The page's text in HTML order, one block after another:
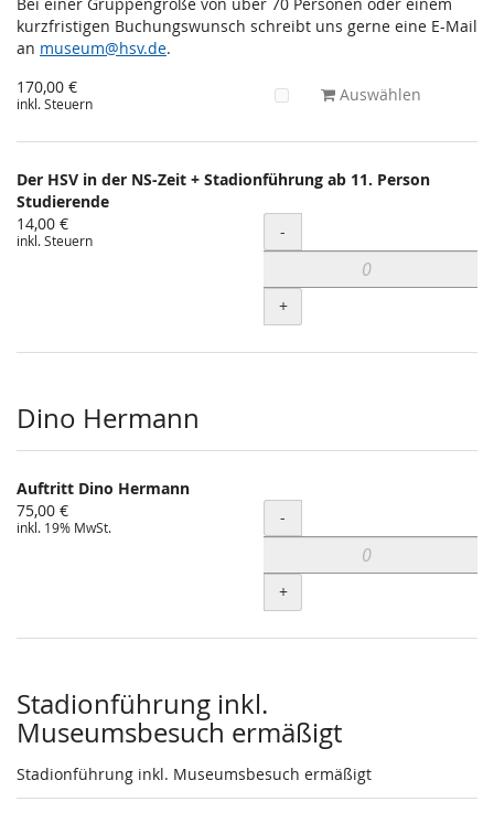
kurzfristigen Buchungswunsch schreibt uns gerne eine E-Mail
an museum@hsv.de.
170,00 €
inkl. Steuern Auswählen
Der HSV in der NS-Zeit + Stadionführung ab 11. Person
Studierende
14,00 €
inkl. Steuern Menge
-
+
Dino Hermann
Auftritt Dino Hermann
75,00 €
inkl. 19% MwSt. Menge
-
+
Stadionführung inkl.
Museumsbesuch ermäßigt
Stadionführung inkl. Museumsbesuch ermäßigt